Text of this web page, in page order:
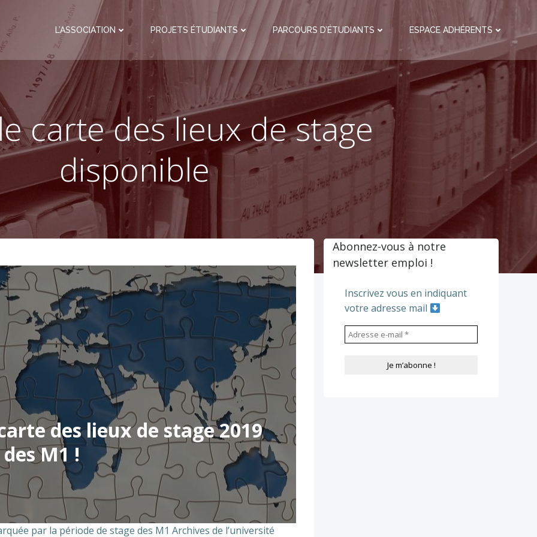
L’ASSOCIATION PROJETS ÉTUDIANTS PARCOURS D’ÉTUDIANTS ESPACE ADHÉRENTS
carte des lieux de stage
disponible
des lieux de stage 2019
des M1 !
par la période de stage des M1 Archives de l’université
Abonnez-vous à notre
newsletter emploi !
Inscrivez vous en indiquant
votre adresse mail